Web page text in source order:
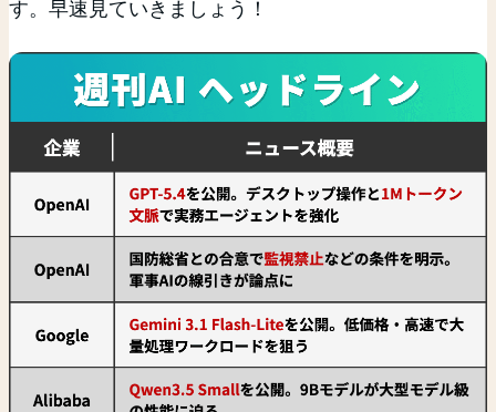
す。早速見ていきましょう！